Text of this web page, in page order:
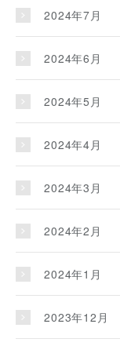
2024年7月
2024年6月
2024年5月
2024年4月
2024年3月
2024年2月
2024年1月
2023年12月